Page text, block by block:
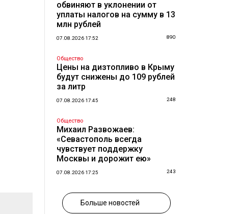
обвиняют в уклонении от
уплаты налогов на сумму в 13
млн рублей
07.08.2026 17:52 890
Общество
Цены на дизтопливо в Крыму
будут снижены до 109 рублей
за литр
07.08.2026 17:45 248
Общество
Михаил Развожаев:
«Севастополь всегда
чувствует поддержку
Москвы и дорожит ею»
07.08.2026 17:25 243
Больше новостей